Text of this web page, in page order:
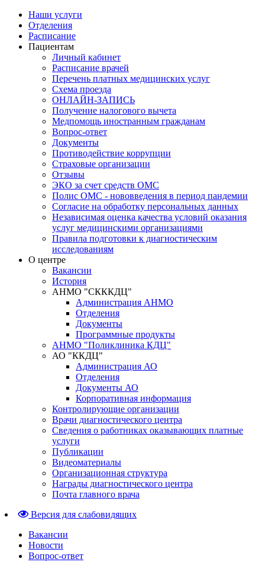
Наши услуги
Отделения
Расписание
Пациентам
Личный кабинет
Расписание врачей
Перечень платных медицинских услуг
Схема проезда
ОНЛАЙН-ЗАПИСЬ
Получение налогового вычета
Медпомощь иностранным гражданам
Вопрос-ответ
Документы
Противодействие коррупции
Страховые организации
Отзывы
ЭКО за счет средств ОМС
Полис ОМС - нововведения в период пандемии
Согласие на обработку персональных данных
Независимая оценка качества условий оказания
услуг медицинскими организациями
Правила подготовки к диагностическим
исследованиям
О центре
Вакансии
История
АНМО "СКККДЦ"
Администрация АНМО
Отделения
Документы
Программные продукты
АНМО "Поликлиника КДЦ"
АО "ККДЦ"
Администрация АО
Отделения
Документы АО
Корпоративная информация
Контролирующие организации
Врачи диагностического центра
Сведения о работниках оказывающих платные
услуги
Публикации
Видеоматериалы
Организационная структура
Награды диагностического центра
Почта главного врача
Версия для слабовидящих
Вакансии
Новости
Вопрос-ответ